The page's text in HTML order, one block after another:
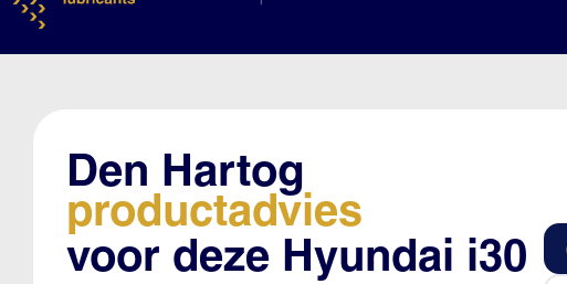
Den Hartog
productadvies
voor deze Hyundai i30